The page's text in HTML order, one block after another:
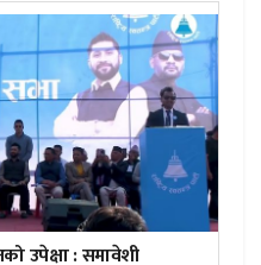
उपेक्षा : समावेशी